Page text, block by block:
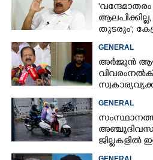
തുടരും';
GENERAL
അർജുൻ
ചെന്നിത്തല
GENERAL
ജില്ലകളിൽ